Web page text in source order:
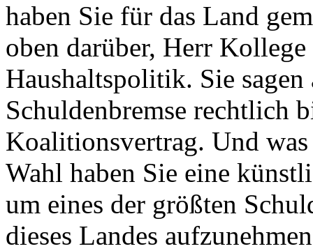
haben Sie für das Land
oben darüber, Herr
Haushaltspolitik. Sie
Schuldenbremse rechtlich
Koalitionsvertrag. Und
Wahl haben Sie eine
um eines der größten
dieses Landes